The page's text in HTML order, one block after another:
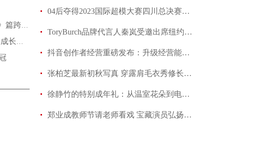
“2023北京文化论坛”成毅精彩独白《守护》篇跨时空诉说千年感动
李奕臻终极考核表现惊艳 发文谈综艺收官成长感想
04后夺得2023国际超模大赛四川总决赛桂冠
ToryBurch品牌代言人秦岚受邀出席纽约时装周 开
抖音创作者经营重磅发布：升级经营能力，助力好作者
张柏芝最新初秋写真 穿露肩毛衣秀修长美腿
徐静竹的特别成年礼：从温室花朵到电影演员的进阶
郑业成教师节请老师看戏 宝藏演员弘扬戏曲传统